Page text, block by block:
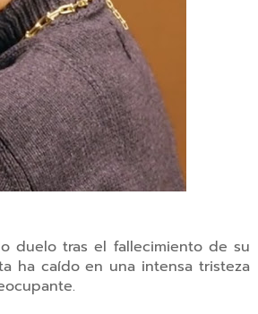
duelo tras el fallecimiento de su
ha caído en una intensa tristeza